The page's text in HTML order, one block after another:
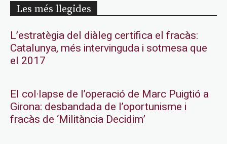
Les més llegides
L’estratègia del diàleg certifica el fracàs:
Catalunya, més intervinguda i sotmesa que
el 2017
El col·lapse de l’operació de Marc Puigtió a
Girona: desbandada de l’oportunisme i
fracàs de ‘Militància Decidim’